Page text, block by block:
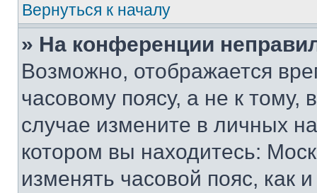
Вернуться к началу
» На конференции
Возможно, отображается
часовому поясу, а не к тому,
случае измените в личных
котором вы находитесь:
изменять часовой пояс, как